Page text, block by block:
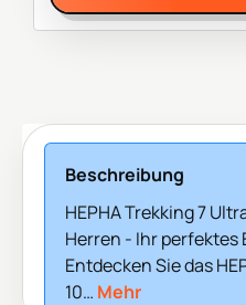
Beschreibung
HEPHA Trekking 7
Herren - Ihr perfektes
Entdecken Sie das
10… Mehr